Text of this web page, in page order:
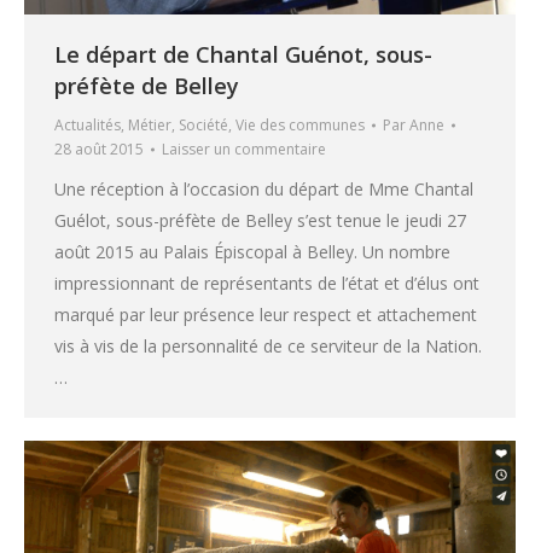
Le départ de Chantal Guénot, sous-
préfète de Belley
Actualités, Métier, Société, Vie des communes ParAnne
28 août 2015
Laisser un commentaire
Une réception à l’occasion du départ de Mme Chantal
Guélot, sous-préfète de Belley s’est tenue le jeudi 27
août 2015 au Palais Épiscopal à Belley. Un nombre
impressionnant de représentants de l’état et d’élus ont
marqué par leur présence leur respect et attachement
vis à vis de la personnalité de ce serviteur de la Nation.
…